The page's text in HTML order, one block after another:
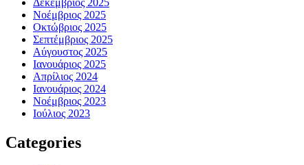
Δεκέμβριος 2025
Νοέμβριος 2025
Οκτώβριος 2025
Σεπτέμβριος 2025
Αύγουστος 2025
Ιανουάριος 2025
Απρίλιος 2024
Ιανουάριος 2024
Νοέμβριος 2023
Ιούλιος 2023
Categories